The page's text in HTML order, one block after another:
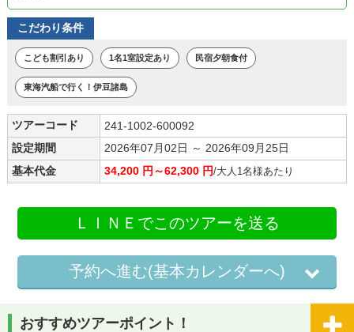
こだわり条件
こども割引あり 1名1室設定あり 民宿夕朝食付
東海汽船で行く！伊豆諸島
ツアーコード
241-1002-600092
設定期間
2026年07月02日 ～ 2026年09月25日
基本代金
34,200 円～62,300 円/大人1名様あたり
ＬＩＮＥでこのツアーを送る
予約へ進む(基本カレンダーへ)
おすすめツアーポイント！